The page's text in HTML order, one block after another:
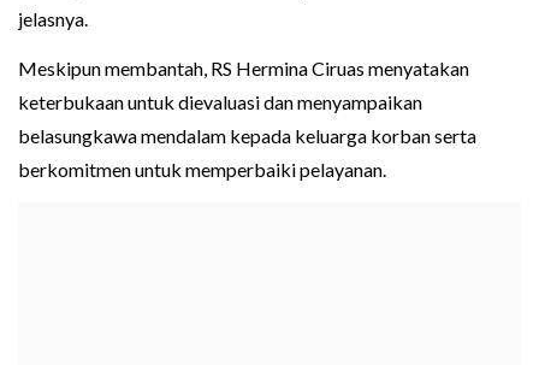
jelasnya.
Meskipun membantah, RS Hermina Ciruas menyatakan
keterbukaan untuk dievaluasi dan menyampaikan
belasungkawa mendalam kepada keluarga korban serta
berkomitmen untuk memperbaiki pelayanan.